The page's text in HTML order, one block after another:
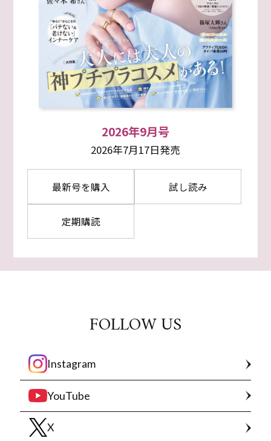
2026年9月号
2026年7月17日発売
最新号を購入 試し読み
定期購読
FOLLOW US
Instagram
YouTube
X